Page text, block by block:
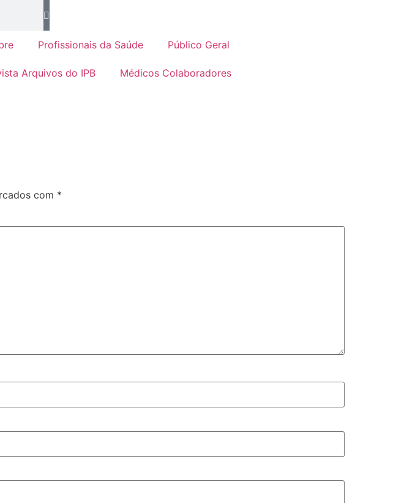
Profissionais da Saúde Público Geral
Arquivos do IPB Médicos Colaboradores
com *